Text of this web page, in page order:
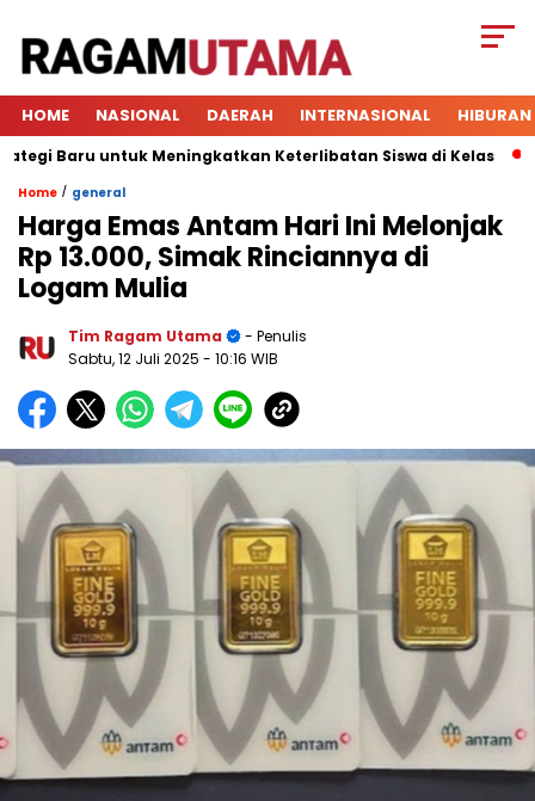
HOME NASIONAL DAERAH INTERNASIONAL HIBURAN
Baru untuk Meningkatkan Keterlibatan Siswa di Kelas
Home / general
Harga Emas Antam Hari Ini Melonjak
Rp 13.000, Simak Rinciannya di
Logam Mulia
Tim Ragam Utama
- Penulis
Sabtu, 12 Juli 2025 - 10:16 WIB